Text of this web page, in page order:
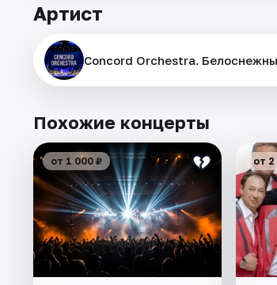
Артист
Concord Orchestra.
Похожие концерты
от 1 000 ₽ от 2